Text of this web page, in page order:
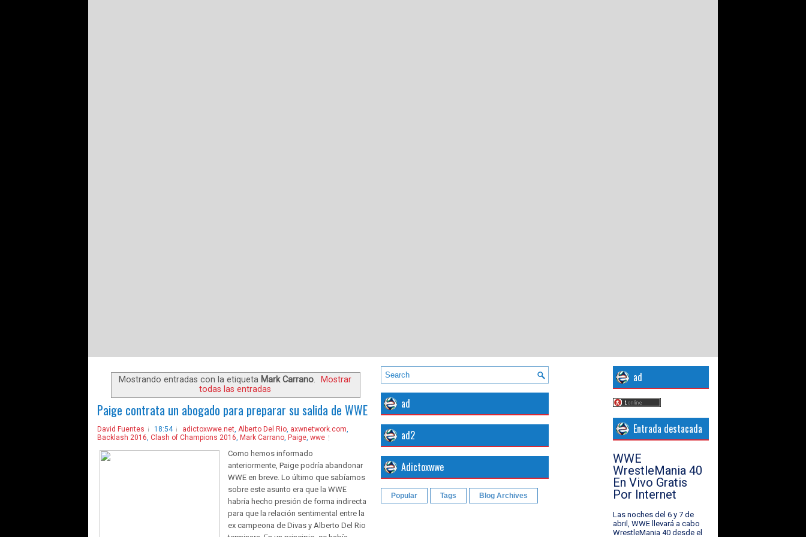
Mostrando entradas con la etiqueta Mark Carrano.
Mostrar
todas las entradas
Paige contrata un abogado para preparar su salida de WWE
David Fuentes 18:54 adictoxwwe.net Alberto Del Rio axwnetwork.com
Backlash 2016 Clash of Champions 2016 Mark Carrano Paige wwe
Como hemos informado
anteriormente, Paige podría abandonar
WWE en breve. Lo último que sabíamos
sobre este asunto era que la WWE
habría hecho presión de forma indirecta
para que la relación sentimental entre la
ex campeona de Divas y Alberto Del Rio
ad
ad2
Adictoxwwe
Popular Tags Blog Archives
ad
Entrada destacada
WWE
WrestleMania 40
En Vivo Gratis
Por Internet
Las noches del 6 y 7 de
abril, WWE llevará a cabo
WrestleMania 40 desde el